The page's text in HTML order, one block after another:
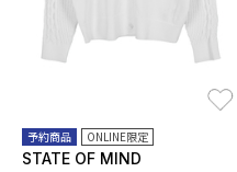
予約商品 ONLINE限定
STATE OF MIND